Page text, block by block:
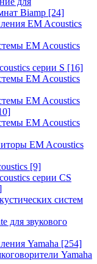
Biamp [24]
EM Acoustics
EM Acoustics
серии S [16]
EM Acoustics
EM Acoustics
EM Acoustics
EM Acoustics
[9]
серии CS
систем
для звукового
Yamaha [254]
Yamaha